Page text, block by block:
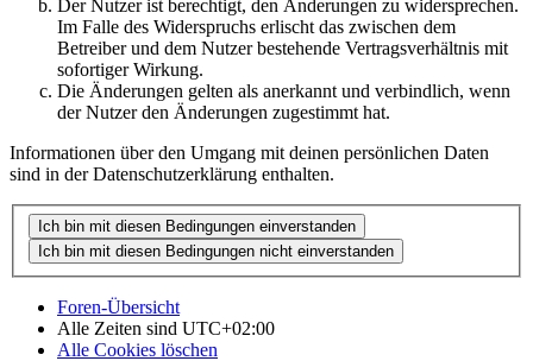
Der Nutzer ist berechtigt, den Änderungen zu widersprechen.
Im Falle des Widerspruchs erlischt das zwischen dem
Betreiber und dem Nutzer bestehende Vertragsverhältnis mit
sofortiger Wirkung.
Die Änderungen gelten als anerkannt und verbindlich, wenn
der Nutzer den Änderungen zugestimmt hat.
Informationen über den Umgang mit deinen persönlichen Daten
sind in der Datenschutzerklärung enthalten.
Foren-Übersicht
Alle Zeiten sind UTC+02:00
Alle Cookies löschen